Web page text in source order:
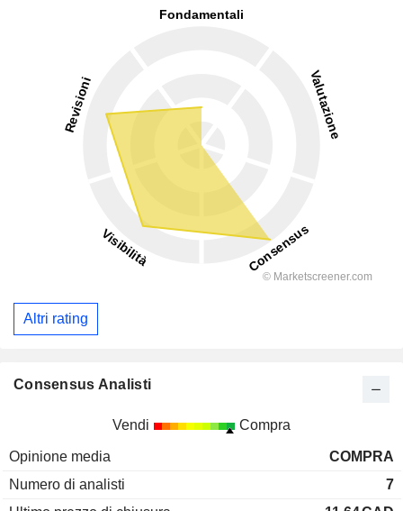
Altri rating
Consensus Analisti
Vendi Compra
Opinione media
COMPRA
Numero di analisti
7